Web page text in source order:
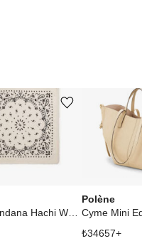
Small Bandana Hachi White
Ürünü istek listesine ekle veya listeden çıkar
Polène
₺34657+